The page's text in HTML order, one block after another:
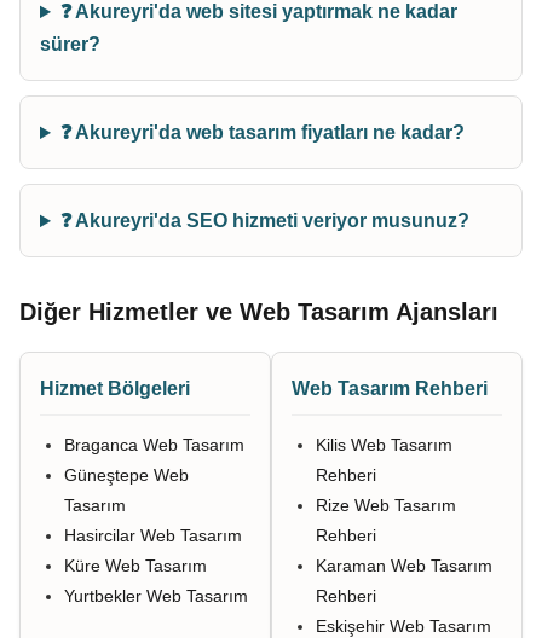
❓ Akureyri'da web sitesi yaptırmak ne kadar
sürer?
❓ Akureyri'da web tasarım fiyatları ne kadar?
❓ Akureyri'da SEO hizmeti veriyor musunuz?
Diğer Hizmetler ve Web Tasarım Ajansları
Hizmet Bölgeleri
Braganca Web Tasarım
Güneştepe Web
Tasarım
Hasircilar Web Tasarım
Küre Web Tasarım
Yurtbekler Web Tasarım
Web Tasarım Rehberi
Kilis Web Tasarım
Rehberi
Rize Web Tasarım
Rehberi
Karaman Web Tasarım
Rehberi
Eskişehir Web Tasarım